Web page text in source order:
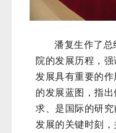
潘复生作了
院的发展历程，
发展具有重要的
的发展蓝图，指
求、是国际的研
发展的关键时刻